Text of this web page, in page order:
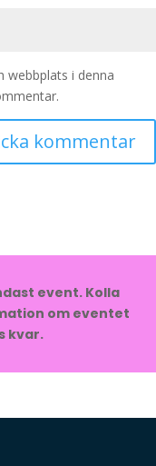
webbplats i denna
event. Kolla
om eventet
kvar.